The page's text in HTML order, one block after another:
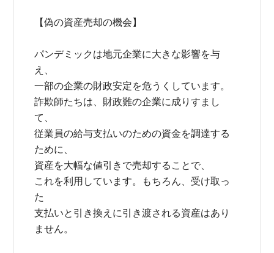
【偽の資産売却の機会】
パンデミックは地元企業に大きな影響を与
え、
一部の企業の財政安定を危うくしています。
詐欺師たちは、財政難の企業に成りすまし
て、
従業員の給与支払いのための資金を調達する
ために、
資産を大幅な値引きで売却することで、
これを利用しています。もちろん、受け取っ
た
支払いと引き換えに引き渡される資産はあり
ません。